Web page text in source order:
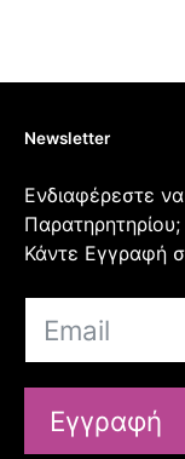
Newsletter
Ενδιαφέρεστε
Παρατηρητηρίου;
Κάντε Εγγραφή
Εγγραφή